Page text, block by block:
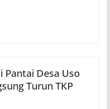
Pantai Desa Uso
Turun TKP